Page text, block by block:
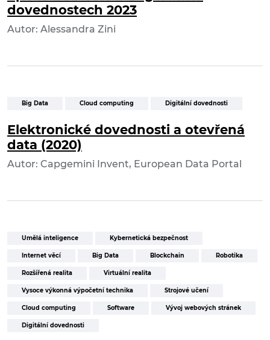
dovednostech 2023
Autor: Alessandra Zini
Big Data Cloud computing Digitální dovednosti
Elektronické dovednosti a otevřená
data (2020)
Autor: Capgemini Invent, European Data Portal
Umělá inteligence Kybernetická bezpečnost
Internet věcí Big Data Blockchain Robotika
Rozšířená realita Virtuální realita
Vysoce výkonná výpočetní technika Strojové učení
Cloud computing Software Vývoj webových stránek
Digitální dovednosti